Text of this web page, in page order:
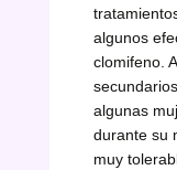
algunos
clomifeno.
algunas
durante su
muy